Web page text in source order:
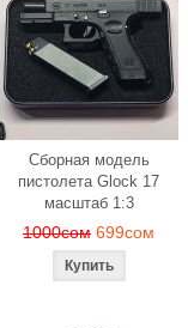
Сборная модель
пистолета Glock 17
масштаб 1:3
1000сом 699сом